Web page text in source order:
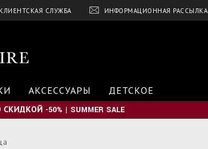
КЛИЕНТСКАЯ СЛУЖБА ИНФОРМАЦИОННАЯ РАССЫЛКА
l
o
n
a
АКСЕССУАРЫ ДЕТСКОЕ
-50% | SUMMER SALE